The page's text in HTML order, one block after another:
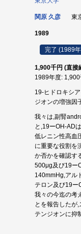
関原 久彦 東
1989
完了 (1989
1,900千円 (直接
1989年度:
19-ヒドロキシ
ジオンの増強因
我々は,副腎
と,19ーOH-AD
低レニン性高血
に重要な役割を
か否かを確認す
500μg及び19ー
140mmHg,アル
テロン及び19ー
我々の今迄の考
とを報告したが
テンジオンに抑